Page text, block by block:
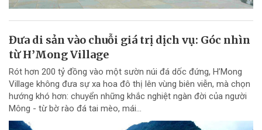
Đưa di sản vào chuỗi giá trị dịch vụ: Góc nhìn
từ H’Mong Village
Rót hơn 200 tỷ đồng vào một sườn núi đá dốc đứng, H’Mong
Village không đưa sự xa hoa đô thị lên vùng biên viễn, mà chọn
hướng khó hơn: chuyển những khắc nghiệt ngàn đời của người
Mông - từ bờ rào đá tai mèo, mái...